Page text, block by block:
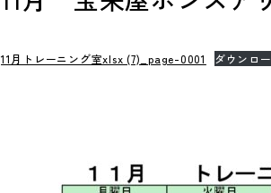
11月トレーニング室xlsx (7)_page-0001 ダウンロ